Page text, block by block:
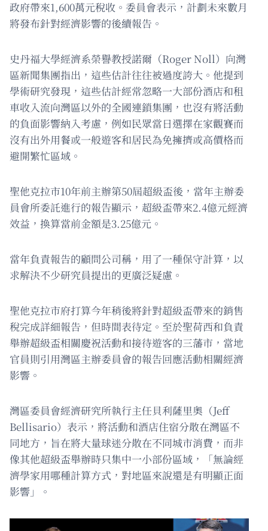
政府帶來1,600萬元稅收。委員會表示，計劃未來數月
將發布針對經濟影響的後續報告。
史丹福大學經濟系榮譽教授諾爾（Roger Noll）向灣
區新聞集團指出，這些估計往往被過度誇大。他提到
學術研究發現，這些估計經常忽略一大部份酒店和租
車收入流向灣區以外的全國連鎖集團，也沒有將活動
的負面影響納入考慮，例如民眾當日選擇在家觀賽而
沒有出外用餐或一般遊客和居民為免擁擠或高價格而
避開繁忙區域。
聖他克拉市10年前主辦第50屆超級盃後，當年主辦委
員會所委託進行的報告顯示，超級盃帶來2.4億元經濟
效益，換算當前金額是3.25億元。
當年負責報告的顧問公司稱，用了一種保守計算，以
求解決不少研究員提出的更廣泛疑慮。
聖他克拉市府打算今年稍後將針對超級盃帶來的銷售
稅完成詳細報告，但時間表待定。至於聖荷西和負責
舉辦超級盃相關慶祝活動和接待遊客的三藩市，當地
官員則引用灣區主辦委員會的報告回應活動相關經濟
影響。
灣區委員會經濟研究所執行主任貝利薩里奧（Jeff
Bellisario）表示，將活動和酒店住宿分散在灣區不
同地方，旨在將大量球迷分散在不同城市消費，而非
像其他超級盃舉辦時只集中一小部份區域，「無論經
濟學家用哪種計算方式，對地區來說還是有明顯正面
影響」。